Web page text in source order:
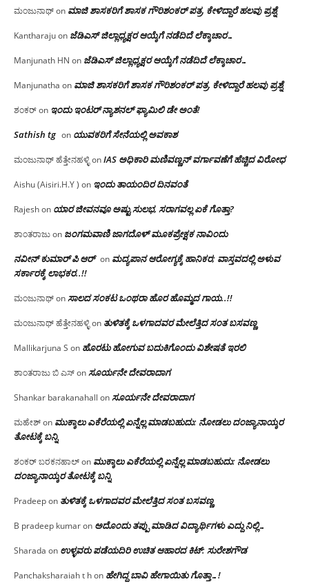
ಮಂಜುನಾಥ್on ಮಾಜಿ ಶಾಸಕರಿಗೆ ಶಾಸಕ ಗೌರಿಶಂಕರ್ ಪತ್ರ, ಕೇಳಿದ್ದಾರೆ ಹಲವು ಪ್ರಶ್ನೆ
Kantharajuon ಜೆಡಿಎಸ್ ಜಿಲ್ಲಾಧ್ಯಕ್ಷರ ಆಯ್ಕೆಗೆ ನಡೆದಿದೆ ಲೆಕ್ಕಾಚಾರ…
Manjunath HN on ಜೆಡಿಎಸ್ ಜಿಲ್ಲಾಧ್ಯಕ್ಷರ ಆಯ್ಕೆಗೆ ನಡೆದಿದೆ ಲೆಕ್ಕಾಚಾರ…
Manjunatha on ಮಾಜಿ ಶಾಸಕರಿಗೆ ಶಾಸಕ ಗೌರಿಶಂಕರ್ ಪತ್ರ, ಕೇಳಿದ್ದಾರೆ ಹಲವು ಪ್ರಶ್ನೆ
ಶಂಕರ್on ಇಂದು ಇಂಟರ್ ನ್ಯಾಶನಲ್ ಫ್ಯಾಮಿಲಿ ಡೇ ಅಂತೆ!
Sathish tg on ಯುವಕರಿಗೆ ಸೇನೆಯಲ್ಲಿ ಅವಕಾಶ
ಮಂಜುನಾಥ್ ಹೆತ್ತೇನಹಳ್ಳಿonIAS ಅಧಿಕಾರಿ ಮಣಿವಣ್ಣನ್ ವರ್ಗಾವಣೆಗೆ ಹೆಚ್ಚಿದ‌ ವಿರೋಧ
Aishu (Aisiri.H.Y ) on ಇಂದು ತಾಯಂದಿರ ದಿನವಂತೆ
Rajeshon ಯಾರ ಜೀವನವೂ ಅಷ್ಟು ಸುಲಭ, ಸರಾಗವಲ್ಲ ಏಕೆ ಗೊತ್ತಾ?
ಶಾಂತರಾಜುon ಜಂಗಮವಾಣಿ ಜಾಗದೊಳ್ ಮೂಕಪ್ರೇಕ್ಷಕ ನಾವಿಂದು
ನವೀನ್ ಕುಮಾರ್ ಪಿ ಆರ್ on ಮದ್ಯಪಾನ ಆರೋಗ್ಯಕ್ಕೆ ಹಾನಿಕರ; ವಾಸ್ತವದಲ್ಲಿ ಅಳುವ
ಸರ್ಕಾರಕ್ಕೆ ಲಾಭಕರ..!!
ಮಂಜುನಾಥ್onಸಾಲದ ಸಂಕಟ ಒಂಥರಾ ಹೊರ ಹೊಮ್ಮದ ಗಾಯ..!!
ಮಂಜುನಾಥ್ ಹೆತ್ತೇನಹಳ್ಳಿon ತುಳಿತಕ್ಕೆ ಒಳಗಾದವರ ಮೇಲೆತ್ತಿದ ಸಂತ ಬಸವಣ್ಣ
Mallikarjuna S on ಹೊರಟು ಹೋಗುವ ಬದುಕಿಗೊಂದು ವಿಶೇಷತೆ ಇರಲಿ
ಶಾಂತರಾಜು ಬಿ ಎಸ್onಸೂರ್ಯನೇ ದೇವರಾದಾಗ
Shankar barakanahall onಸೂರ್ಯನೇ ದೇವರಾದಾಗ
ಮಹೇಶ್on ಮುಕ್ಕಾಲು ಎಕೆರೆಯಲ್ಲಿ ಏನ್ನೆಲ್ಲ‌ ಮಾಡಬಹುದು: ನೋಡಲು ದಂಜ್ಯಾನಾಯ್ಕರ
ತೋಟಕ್ಕೆ ಬನ್ನಿ
ಶಂಕರ್ ಬರಕನಹಾಲ್on ಮುಕ್ಕಾಲು ಎಕೆರೆಯಲ್ಲಿ ಏನ್ನೆಲ್ಲ‌ ಮಾಡಬಹುದು: ನೋಡಲು
ದಂಜ್ಯಾನಾಯ್ಕರ ತೋಟಕ್ಕೆ ಬನ್ನಿ
Pradeepon ತುಳಿತಕ್ಕೆ ಒಳಗಾದವರ ಮೇಲೆತ್ತಿದ ಸಂತ ಬಸವಣ್ಣ
B pradeep kumaron ಅದೊಂದು ತಪ್ಪು ಮಾಡಿದ ವಿದ್ಯಾರ್ಥಿಗಳು ಎದ್ದು ನಿಲ್ಲಿ…
Sharada on ಉಳ್ಳವರು ಪಡೆಯದಿರಿ ಉಚಿತ ಆಹಾರದ ಕಿಟ್: ಸುರೇಶಗೌಡ
Panchaksharaiah t hon ಹೇಗಿದ್ದ ಬಾವಿ ಹೇಗಾಯಿತು ಗೊತ್ತಾ…!